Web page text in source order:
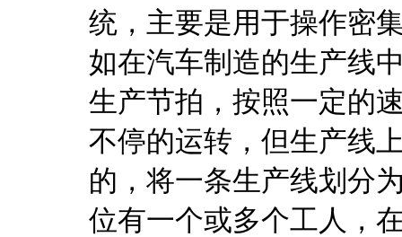
统，主要是用于操作密
如在汽车制造的生产线
生产节拍，按照一定的
不停的运转，但生产线
的，将一条生产线划分
位有一个或多个工人，